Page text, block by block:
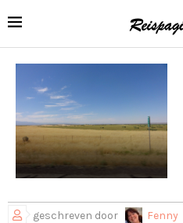
geschreven door Fenny